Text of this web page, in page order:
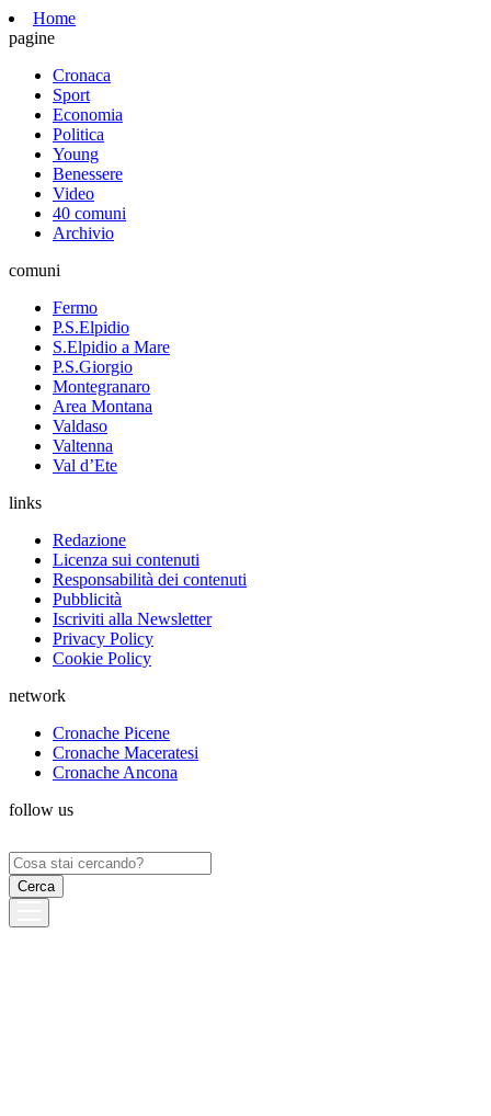
Home
pagine
Cronaca
Sport
Economia
Politica
Young
Benessere
Video
40 comuni
Archivio
comuni
Fermo
P.S.Elpidio
S.Elpidio a Mare
P.S.Giorgio
Montegranaro
Area Montana
Valdaso
Valtenna
Val d’Ete
links
Redazione
Licenza sui contenuti
Responsabilità dei contenuti
Pubblicità
Iscriviti alla Newsletter
Privacy Policy
Cookie Policy
network
Cronache Picene
Cronache Maceratesi
Cronache Ancona
follow us
Ricerca
per: